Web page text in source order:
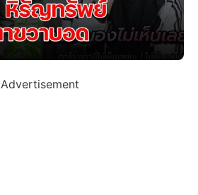
Advertisement